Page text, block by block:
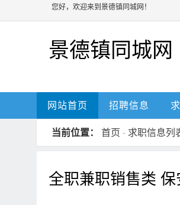
您好，欢迎来到景德镇同城网！
景德镇同城网
网站首页 招聘信息
当前位置： 首页 - 求职信息列
全职兼职销售类 保